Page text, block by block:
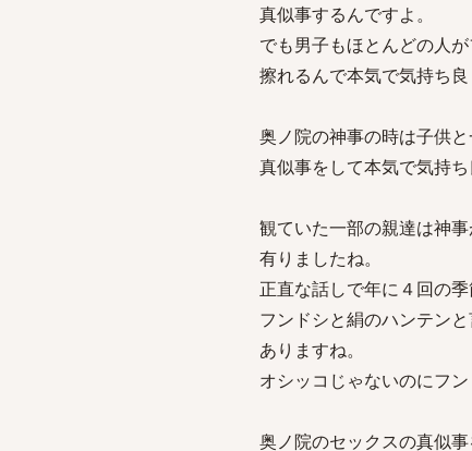
真似事するんですよ。
でも男子もほとんどの人
擦れるんで本気で気持ち良
奥ノ院の神事の時は子供
真似事をして本気で気持
観ていた一部の親達は神
有りましたね。
正直な話しで年に４回の
フンドシと絹のハンテン
ありますね。
オシッコじゃないのにフ
奥ノ院のセックスの真似